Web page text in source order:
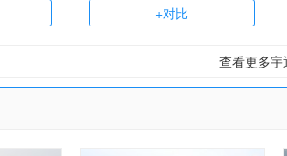
+对比
查看更多